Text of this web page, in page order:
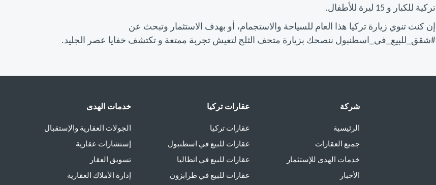
تركية للكبار و 15 ليرة للأطفال.
إن كنت تنوي زيارة تركيا هذا العام للسياحة والاستجمام، أو بهدف الاستثمار وتبحث عن
#شقق_للبيع_في_اسطنبول ننصحك بزيارة متحف الثلج لتعيش تجربة ممتعة و تكتشف خفايا عصر الجليد.
شركة
الرئيسية
جميع العقارات
خدمات الهدى للإستثمار
الأخبار
عقارات تركيا
عقارات تركيا
عقارات للبيع في اسطنبول
عقارات للبيع في انطاليا
عقارات للبيع في طرابزون
خدمات الهدى
الجولات العقارية والإستقبال
إستشارات عقارية
تسويق العقار
إدارة الأملاك العقارية